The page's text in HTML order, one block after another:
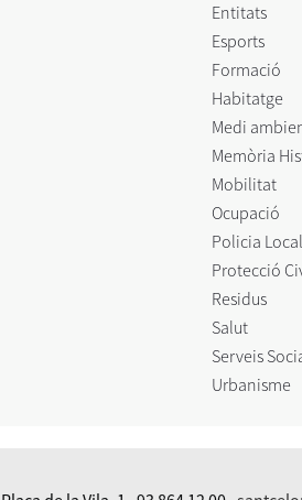
Entitats
Esports
Formació
Habitatge
Medi
Memòria
Mobilitat
Ocupació
Policia Local
Protecció
Residus
Salut
Serveis
Urbanisme